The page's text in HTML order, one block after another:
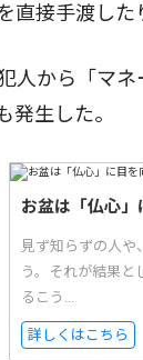
直接手渡し
人から「マネ
発生した。
お盆は「仏心
見ず知らずの人や
う。それが結果と
るこう...
詳しくはこちら